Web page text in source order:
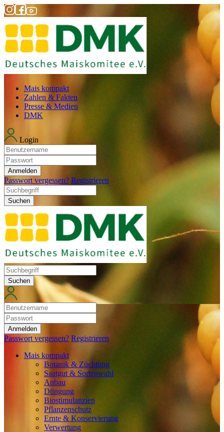
Mais kompakt
Zahlen & Fakten
Presse & Medien
DMK
Login
Anmelden
Passwort vergessen? Registrieren
Suchen
Suchen
Anmelden
Passwort vergessen? Registrieren
Mais kompakt
Botanik & Züchtung
Saatgut & Sortenwahl
Anbau
Düngung
Biostimulanzien
Pflanzenschutz
Ernte & Konservierung
Verwertung